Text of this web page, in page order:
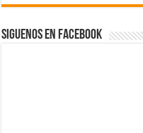
Siguenos en Facebook